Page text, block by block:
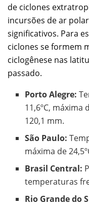
de ciclones
incursões de ar
significativos. Para
ciclones se formem
ciclogênese nas
passado.
Porto Alegre:
11,6ºC, máxima
120,1 mm.
São Paulo:
máxima de
Brasil Central:
temperaturas
Rio Grande do